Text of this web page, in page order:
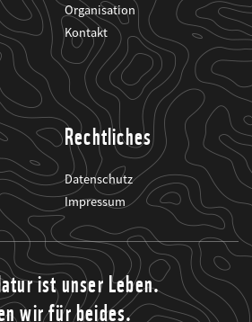
Organisation
Kontakt
Rechtliches
Datenschutz
Impressum
ist unser Leben.
wir für beides.